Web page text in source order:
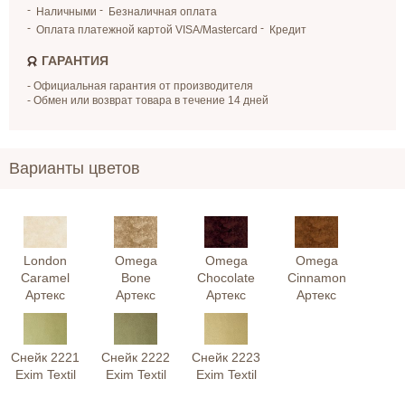
Наличными
Безналичная оплата
Оплата платежной картой VISA/Mastercard
Кредит
ГАРАНТИЯ
- Официальная гарантия от производителя
- Обмен или возврат товара в течение 14 дней
Варианты цветов
London
Caramel
Артекс
Omega
Bone
Артекс
Omega
Chocolate
Артекс
Omega
Cinnamon
Артекс
Снейк 2221
Exim Textil
Снейк 2222
Exim Textil
Снейк 2223
Exim Textil